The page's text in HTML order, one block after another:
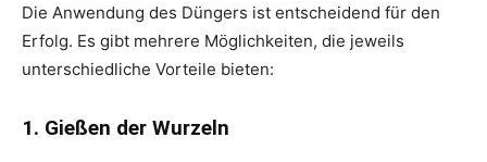
Die Anwendung des Düngers ist entscheidend für den
Erfolg. Es gibt mehrere Möglichkeiten, die jeweils
unterschiedliche Vorteile bieten:
1. Gießen der Wurzeln